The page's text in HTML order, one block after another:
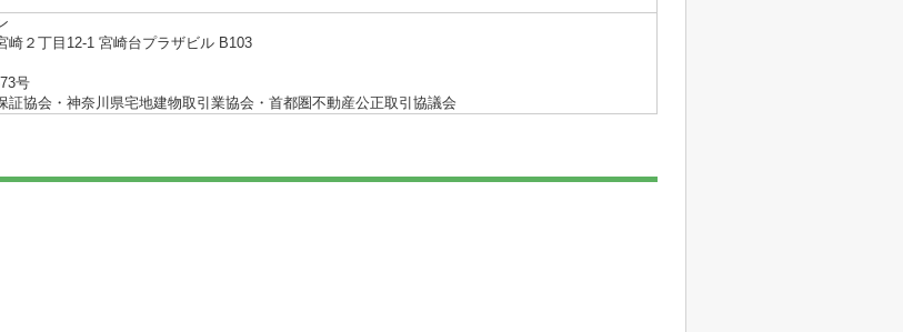
崎２丁目12-1 宮崎台プラザビル B103
号
証協会・神奈川県宅地建物取引業協会・首都圏不動産公正取引協議会